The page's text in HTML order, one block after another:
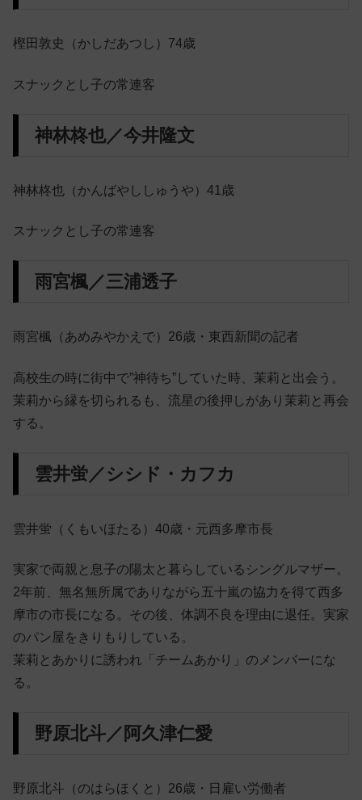
樫田敦史（かしだあつし）74歳
スナックとし子の常連客
神林柊也／今井隆文
神林柊也（かんばやししゅうや）41歳
スナックとし子の常連客
雨宮楓／三浦透子
雨宮楓（あめみやかえで）26歳・東西新聞の記者
高校生の時に街中で”神待ち”していた時、茉莉と出会う。
茉莉から縁を切られるも、流星の後押しがあり茉莉と再会
する。
雲井蛍／シシド・カフカ
雲井蛍（くもいほたる）40歳・元西多摩市長
実家で両親と息子の陽太と暮らしているシングルマザー。
2年前、無名無所属でありながら五十嵐の協力を得て西多
摩市の市長になる。その後、体調不良を理由に退任。実家
のパン屋をきりもりしている。
茉莉とあかりに誘われ「チームあかり」のメンバーにな
る。
野原北斗／阿久津仁愛
野原北斗（のはらほくと）26歳・日雇い労働者